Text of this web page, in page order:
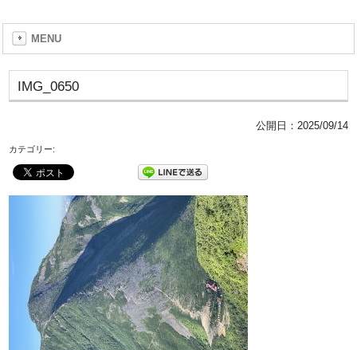
MENU
IMG_0650
公開日： 2025/09/14
カテゴリー: